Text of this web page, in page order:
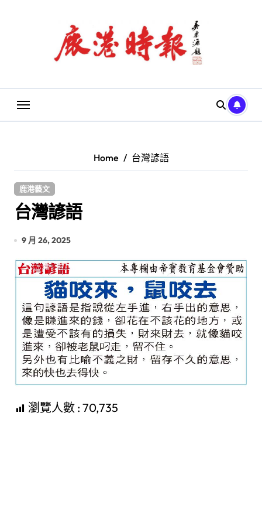
Home 台灣諺語
鹿港藝文
台灣諺語
9 月 26, 2025
瀏覽人數 : 70,735